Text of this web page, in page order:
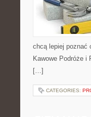
chcą lepiej poznać
Kawowe Podróże i
[…]
CATEGORIES: